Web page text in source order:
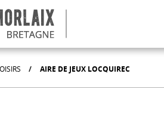
/ AIRE DE JEUX LOCQUIREC